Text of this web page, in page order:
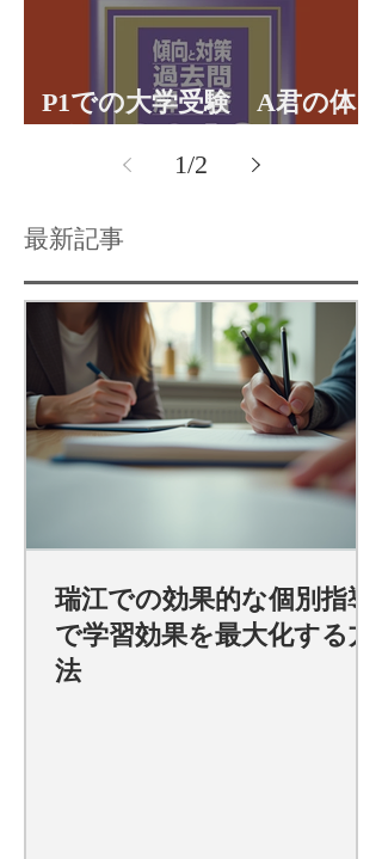
P1での大学受験 A君の体
1/2
最新記事
瑞江での効果的な個別指導
で学習効果を最大化する方
法